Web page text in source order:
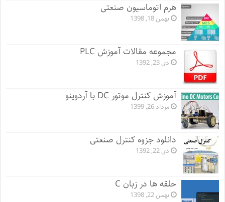
هرم اتوماسیون صنعتی
بهمن 18, 1398
مجموعه مقالات آموزش PLC
دی 23, 1392
آموزش کنترل موتور DC با آردوینو
مرداد 26, 1399
دانلود جزوه کنترل صنعتی
دی 22, 1392
حلقه ها در زبان C
بهمن 22, 1398